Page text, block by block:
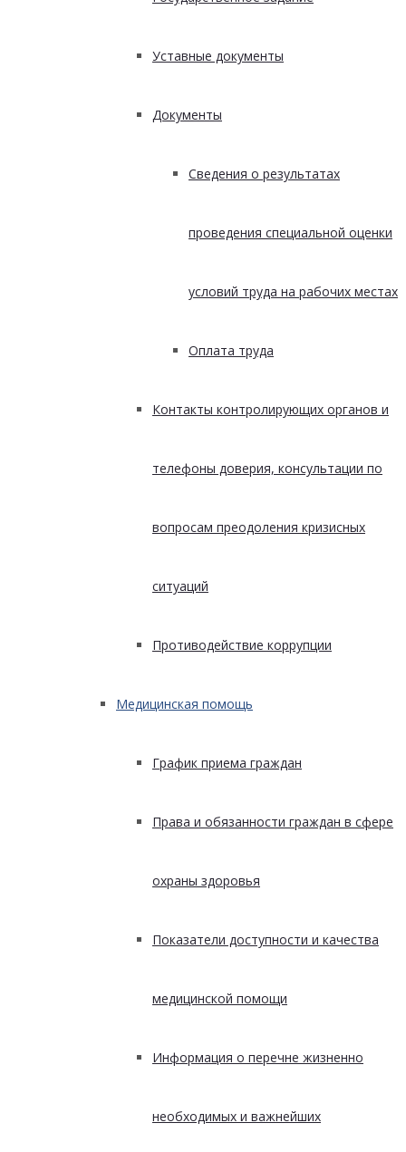
Уставные документы
Документы
Сведения о результатах
проведения специальной оценки
условий труда на рабочих местах
Оплата труда
Контакты контролирующих органов и
телефоны доверия, консультации по
вопросам преодоления кризисных
ситуаций
Противодействие коррупции
Медицинская помощь
График приема граждан
Права и обязанности граждан в сфере
охраны здоровья
Показатели доступности и качества
медицинской помощи
Информация о перечне жизненно
необходимых и важнейших